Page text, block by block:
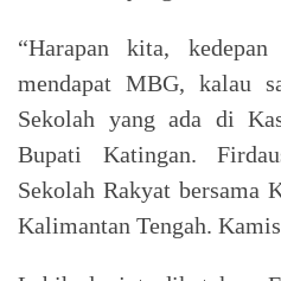
“Harapan kita,
mendapat MBG, kalau
Sekolah yang ada di
Bupati Katingan.
Sekolah Rakyat
Kalimantan Tengah.